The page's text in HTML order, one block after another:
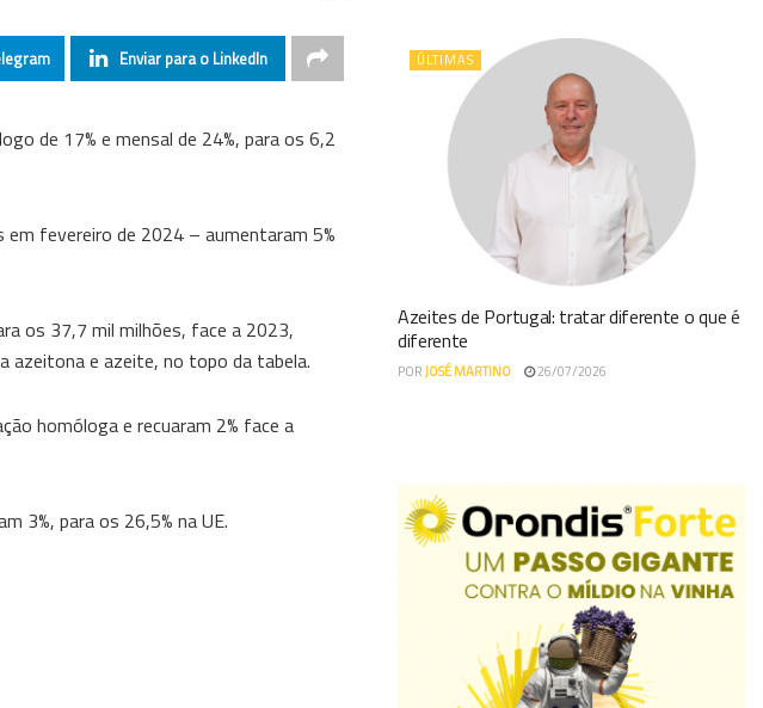
Enviar para o LinkedIn
de 17% e mensal de 24%, para os 6,2
em fevereiro de 2024 – aumentaram 5%
os 37,7 mil milhões, face a 2023,
azeitona e azeite, no topo da tabela.
homóloga e recuaram 2% face a
3%, para os 26,5% na UE.
ÚLTIMAS
Azeites de Portugal: tratar diferente o que é
diferente
PORJOSÉ MARTINO 26/07/2026